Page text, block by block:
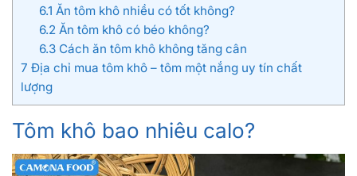
6.1 Ăn tôm khô nhiều có tốt không?
6.2Ăn tôm khô có béo không?
6.3Cách ăn tôm khô không tăng cân
7 Địa chỉ mua tôm khô – tôm một nắng uy tín chất
lượng
Tôm khô bao nhiêu calo?